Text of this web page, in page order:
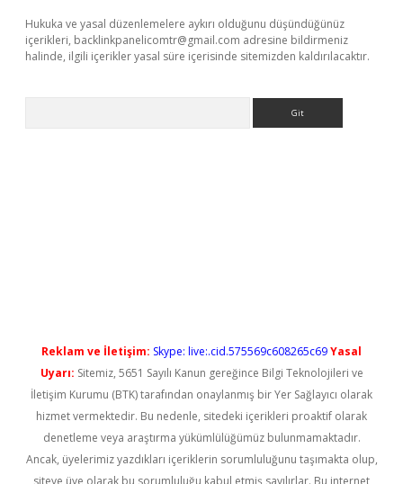
Hukuka ve yasal düzenlemelere aykırı olduğunu düşündüğünüz
içerikleri, backlinkpanelicomtr@gmail.com adresine bildirmeniz
halinde, ilgili içerikler yasal süre içerisinde sitemizden kaldırılacaktır.
Reklam ve İletişim: Skype: live:.cid.575569c608265c69Yasal
Uyarı: Sitemiz, 5651 Sayılı Kanun gereğince Bilgi Teknolojileri ve
İletişim Kurumu (BTK) tarafından onaylanmış bir Yer Sağlayıcı olarak
hizmet vermektedir. Bu nedenle, sitedeki içerikleri proaktif olarak
denetleme veya araştırma yükümlülüğümüz bulunmamaktadır.
Ancak, üyelerimiz yazdıkları içeriklerin sorumluluğunu taşımakta olup,
siteye üye olarak bu sorumluluğu kabul etmiş sayılırlar. Bu internet